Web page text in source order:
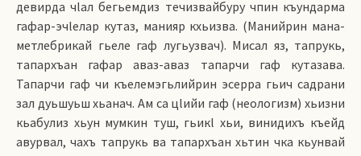
девирда чlал бегьемдиз течизвайбуру чпин къундарма
гафар-эчlелар кутаз, манияр кхьизва. (Манийрин мана-
метлебрикай гьеле гаф лугьузвач). Мисал яз, тапрукь,
тапархъан гафар аваз-аваз тапарчи гаф кутазава.
Тапарчи гаф чи къелемэгьлийрин эсерра гьич садрани
зал дуьшуьш хьанач. Ам са цlийи гаф (неологизм) хьизни
кьабулиз хьун мумкин туш, гьикl хьи, винидихъ къейд
авурвал, чахъ тапрукь ва тапархъан хьтин чка кьунвай